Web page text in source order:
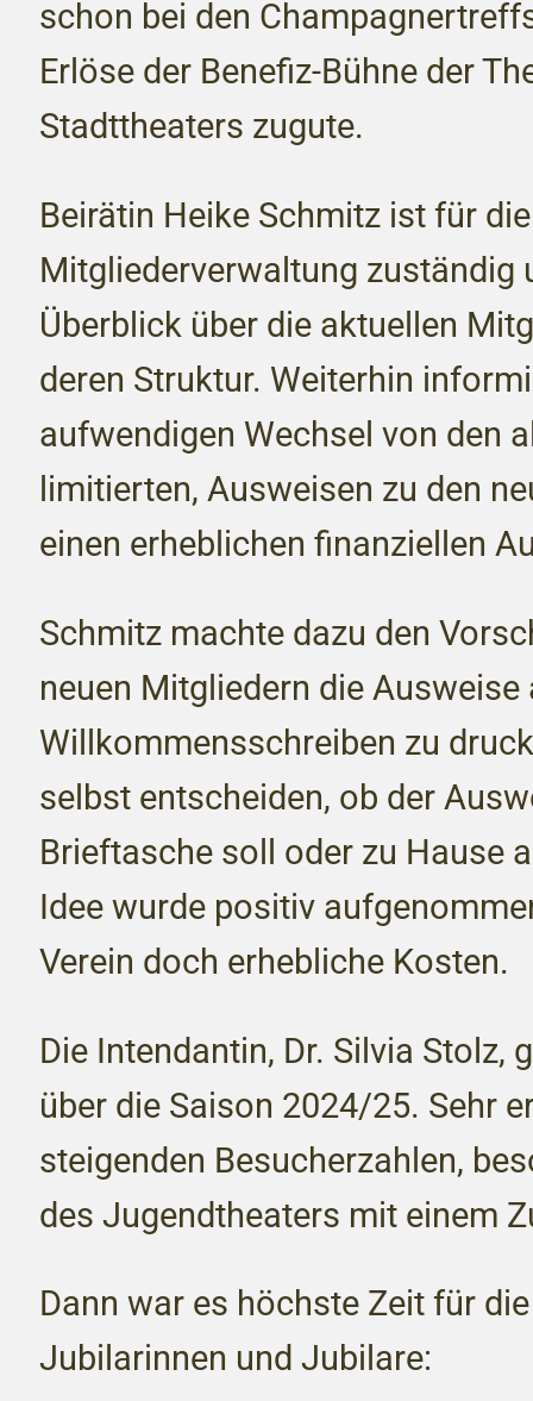
schon bei den
Erlöse der Benefiz-Bühne der
Stadttheaters zugute.
Beirätin Heike Schmitz ist für die
Mitgliederverwaltung zuständig
Überblick über die aktuellen
deren Struktur. Weiterhin
aufwendigen Wechsel von den
limitierten, Ausweisen zu den
einen erheblichen finanziellen
Schmitz machte dazu den
neuen Mitgliedern die Ausweise
Willkommensschreiben zu
selbst entscheiden, ob der
Brieftasche soll oder zu Hause
Idee wurde positiv
Verein doch erhebliche Kosten.
Die Intendantin, Dr. Silvia Stolz,
über die Saison 2024/25. Sehr
steigenden Besucherzahlen,
des Jugendtheaters mit einem
Dann war es höchste Zeit für
Jubilarinnen und Jubilare: